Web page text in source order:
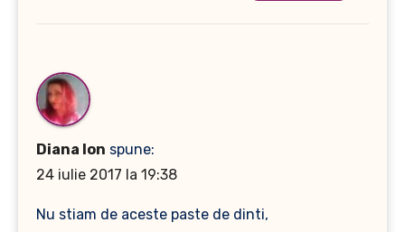
Diana Ion spune:
24 iulie 2017 la 19:38
Nu stiam de aceste paste de dinti,